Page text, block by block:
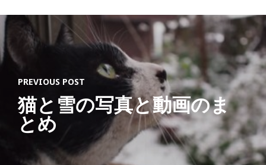
PREVIOUS POST
猫と雪の写真と動画のま
とめ